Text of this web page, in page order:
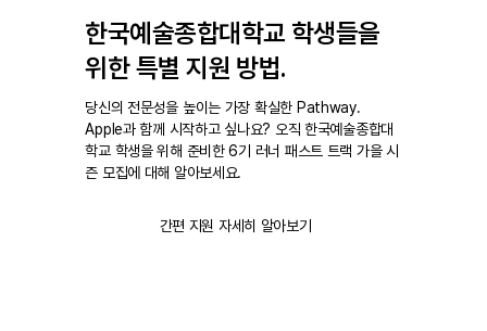
한국예술종합대학교 학생들을
위한 특별 지원 방법.
당신의 전문성을 높이는 가장 확실한 Pathway.
Apple과 함께 시작하고 싶나요? 오직 한국예술종합대
학교 학생을 위해 준비한 6기 러너 패스트 트랙 가을 시
즌 모집에 대해 알아보세요.
간편 지원 자세히 알아보기